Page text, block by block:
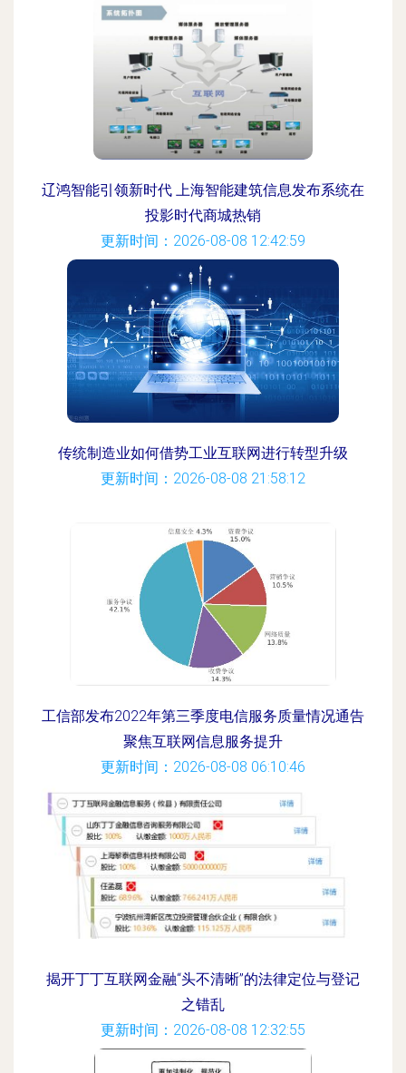
辽鸿智能引领新时代 上海智能建筑信息发布系统在
投影时代商城热销
更新时间：2026-08-08 12:42:59
传统制造业如何借势工业互联网进行转型升级
更新时间：2026-08-08 21:58:12
工信部发布2022年第三季度电信服务质量情况通告
聚焦互联网信息服务提升
更新时间：2026-08-08 06:10:46
揭开丁丁互联网金融“头不清晰”的法律定位与登记
之错乱
更新时间：2026-08-08 12:32:55